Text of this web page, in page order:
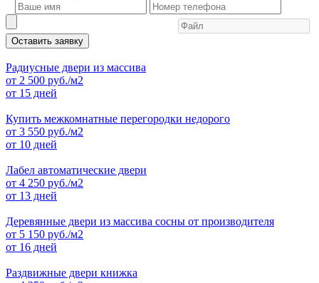
Оставить заявку
Радиусные двери из массива
от 2 500 руб./м2
от 15 дней
Купить межкомнатные перегородки недорого
от 3 550 руб./м2
от 10 дней
Лабел автоматические двери
от 4 250 руб./м2
от 13 дней
Деревянные двери из массива сосны от производителя
от 5 150 руб./м2
от 16 дней
Раздвижные двери книжка